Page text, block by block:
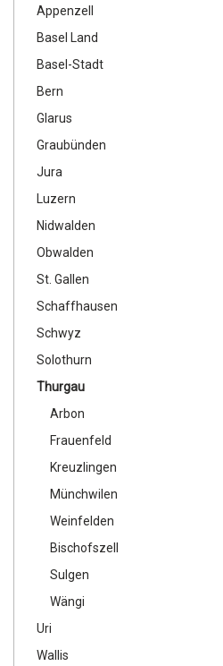
Appenzell
Basel Land
Basel-Stadt
Bern
Glarus
Graubünden
Jura
Luzern
Nidwalden
Obwalden
St. Gallen
Schaffhausen
Schwyz
Solothurn
Thurgau
Arbon
Frauenfeld
Kreuzlingen
Münchwilen
Weinfelden
Bischofszell
Sulgen
Wängi
Uri
Wallis